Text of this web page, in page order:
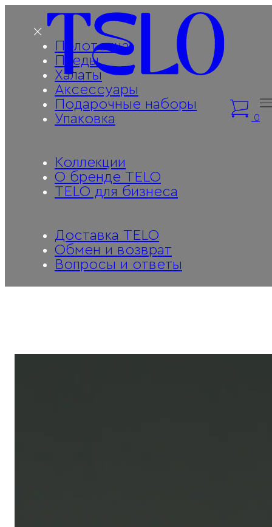
0
Полотенца
Пледы
Халаты
Аксессуары
Подарочные наборы
Упаковка
Коллекции
О бренде TELO
TELO для бизнеса
Доставка TELO
Обмен и возврат
Вопросы и ответы